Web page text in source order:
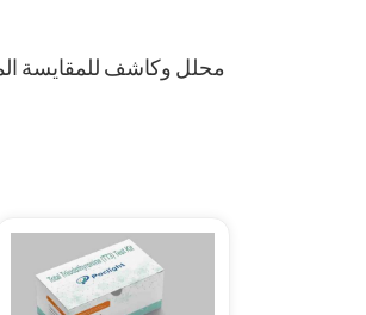
日本語
Indonesia
محلل وكاشف للمقايسة